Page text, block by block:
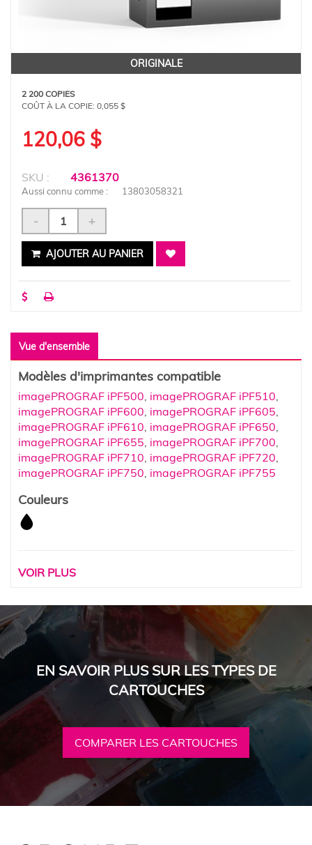
ORIGINALE
2 200 COPIES
COÛT À LA COPIE: 0,055 $
120,06 $
SKU : 4361370
Aussi connu comme : 13803058321
- +
AJOUTER AU PANIER
Vue d'ensemble
Modèles d'imprimantes compatible
imagePROGRAF iPF500, imagePROGRAF iPF510,
imagePROGRAF iPF600, imagePROGRAF iPF605,
imagePROGRAF iPF610, imagePROGRAF iPF650,
imagePROGRAF iPF655, imagePROGRAF iPF700,
imagePROGRAF iPF710, imagePROGRAF iPF720,
imagePROGRAF iPF750, imagePROGRAF iPF755
Couleurs
VOIR PLUS
EN SAVOIR PLUS SUR LES TYPES DE
CARTOUCHES
COMPARER LES CARTOUCHES